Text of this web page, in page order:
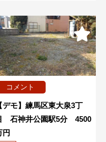
コメント
デモ】練馬区東大泉3丁
石神井公園駅5分 4500
円